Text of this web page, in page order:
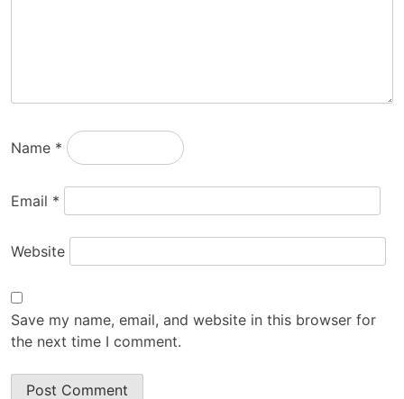
Name *
Email *
Website
Save my name, email, and website in this browser for
the next time I comment.